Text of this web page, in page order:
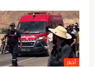
أخبار